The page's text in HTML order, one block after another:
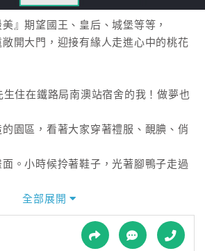
美』期望國王、皇后、城堡等等，
開大門，迎接有緣人走進心中的桃花
住在鐵路局南澳站宿舍的我！做夢也
園區，看著大家穿著禮服、靦腆、俏
。小時候拎著鞋子，光著腳鴨子走過
去上學，那種踏著泥土、吸著新鮮空
風光景緻，覺得很幸福！
全部展開